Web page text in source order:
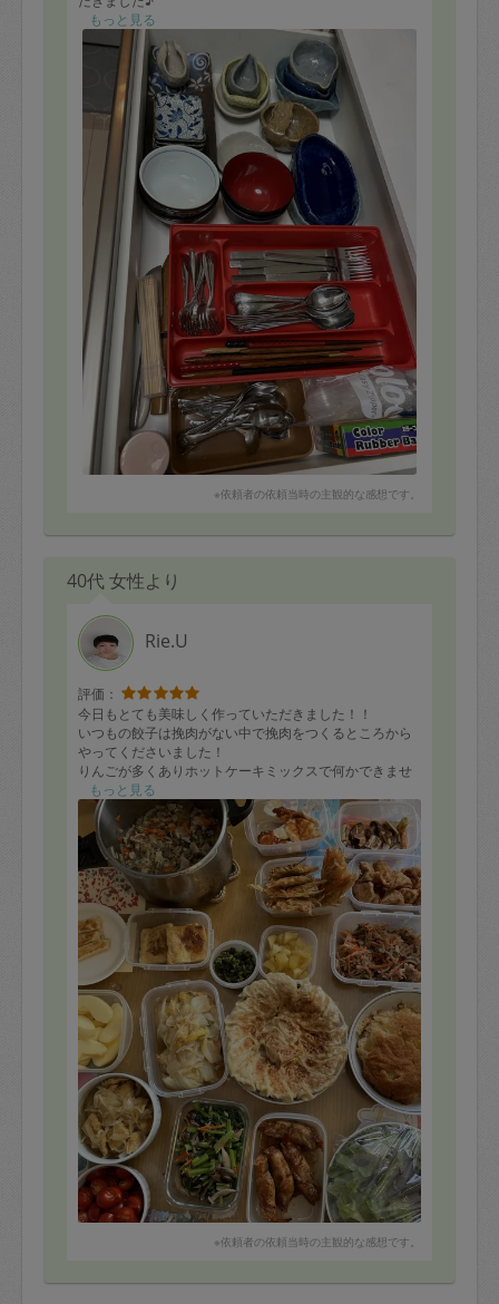
もっと見る
※依頼者の依頼当時の主観的な感想です。
40代 女性より
Rie.U
評価：
今日もとても美味しく作っていただきました！！
いつもの餃子は挽肉がない中で挽肉をつくるところから
やってくださいました！
りんごが多くありホットケーキミックスで何かできませ
んかー？とお願いした、りんごケーキがとても美味しく
気に入ってしまいました！！
白菜系もみんな違った味でおいしく、今回も楽しくいた
だけそうです！ありがとうございました！！
もっと見る
※依頼者の依頼当時の主観的な感想です。